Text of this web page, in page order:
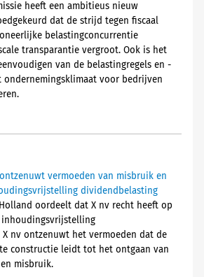
heeft een ambitieus nieuw
dat de strijd tegen fiscaal
belastingconcurrentie
transparantie vergroot. Ook is het
van de belastingregels en -
ondernemingsklimaat voor bedrijven
vermoeden van misbruik en
dividendbelasting
oordeelt dat X nv recht heeft op
inhoudingsvrijstelling
nv ontzenuwt het vermoeden dat de
constructie leidt tot het ontgaan van
misbruik.